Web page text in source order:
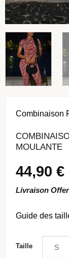
Combinaison
MOULANTE
44,90€
Livraison
Guide des
Taille S